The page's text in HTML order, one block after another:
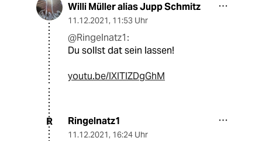
Willi Müller alias Jupp Schmitz
11.12.2021, 11:53 Uhr
@Ringelnatz1:
Du sollst dat sein lassen!
youtu.be/IXITIZDgGhM
R Ringelnatz1
11.12.2021, 16:24 Uhr